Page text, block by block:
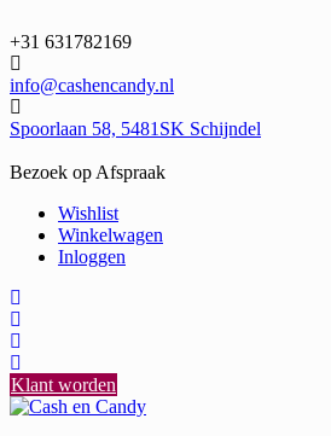
naar
de
inhoud
+31 631782169
info@cashencandy.nl
Spoorlaan 58, 5481SK Schijndel
Bezoek op Afspraak
Wishlist
Winkelwagen
Inloggen
Klant worden